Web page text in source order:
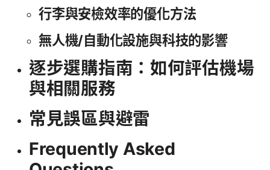
行李與安檢效率的優化方法
無人機/自動化設施與科技的影響
逐步選購指南：如何評估機場
與相關服務
常見誤區與避雷
Frequently Asked